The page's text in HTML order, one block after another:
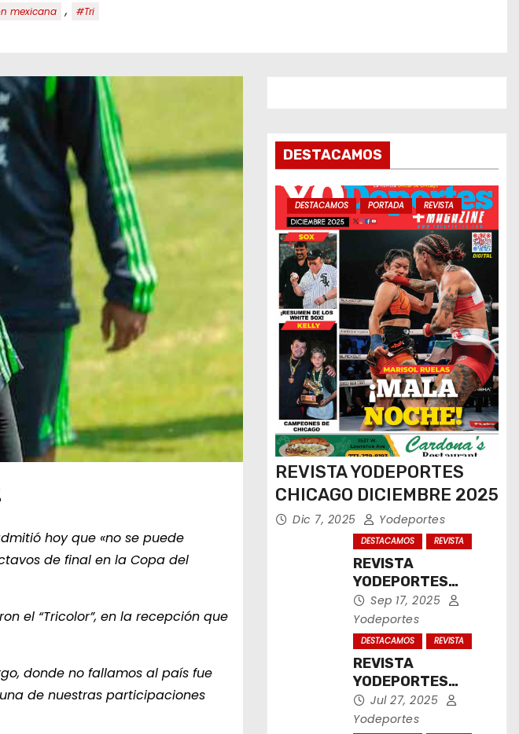
mexicana , #Tri
hoy que «no se puede
de final en la Copa del
el “Tricolor”, en la recepción que
donde no fallamos al país fue
de nuestras participaciones
DESTACAMOS
DESTACAMOS PORTADA REVISTA
REVISTA YODEPORTES
CHICAGO DICIEMBRE 2025
Dic 7, 2025 Yodeportes
DESTACAMOS REVISTA
REVISTA
YODEPORTES
CHICAGO
SEPTIEMBRE 2025
Sep 17, 2025
Yodeportes
DESTACAMOS REVISTA
REVISTA
YODEPORTES
CHICAGO JULIO
2025
Jul 27, 2025
Yodeportes